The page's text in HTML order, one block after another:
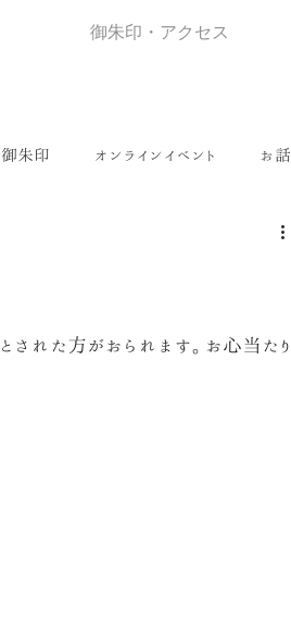
御朱印・アクセス
御朱印 オンラインイベント お話
れた方がおられます。お心当たり